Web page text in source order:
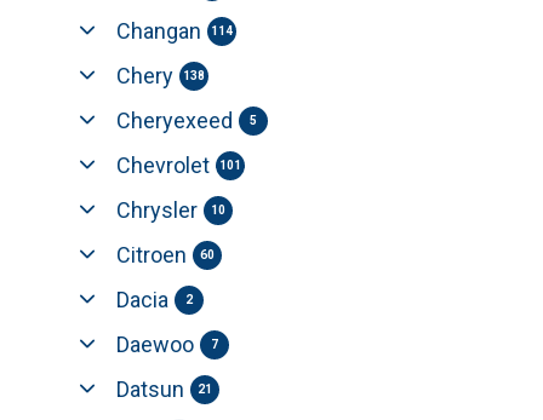
Changan 114
Chery 138
Cheryexeed 5
Chevrolet 101
Chrysler 10
Citroen 60
Dacia 2
Daewoo 7
Datsun 21